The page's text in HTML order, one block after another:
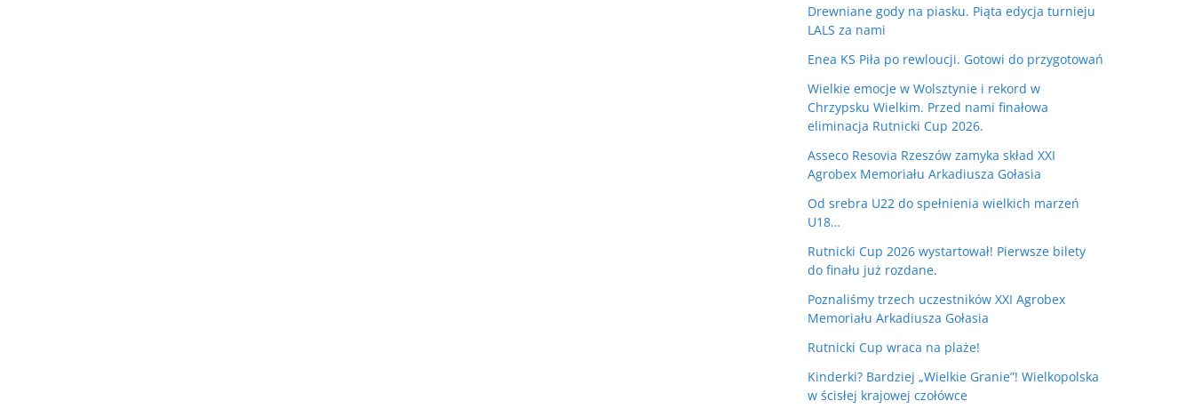
Drewniane gody na piasku. Piąta edycja turnieju
LALS za nami
Enea KS Piła po rewloucji. Gotowi do przygotowań
Wielkie emocje w Wolsztynie i rekord w
Chrzypsku Wielkim. Przed nami finałowa
eliminacja Rutnicki Cup 2026.
Asseco Resovia Rzeszów zamyka skład XXI
Agrobex Memoriału Arkadiusza Gołasia
Od srebra U22 do spełnienia wielkich marzeń
U18…
Rutnicki Cup 2026 wystartował! Pierwsze bilety
do finału już rozdane.
Poznaliśmy trzech uczestników XXI Agrobex
Memoriału Arkadiusza Gołasia
Rutnicki Cup wraca na plaże!
Kinderki? Bardziej „Wielkie Granie”! Wielkopolska
w ścisłej krajowej czołówce